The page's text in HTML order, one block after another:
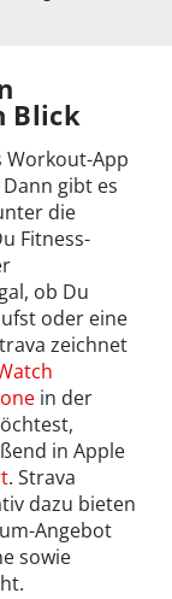
Blick
App
gibt es
die
Fitness-
ob Du
oder eine
zeichnet
in der
in Apple
. Strava
dazu bieten
Angebot
sowie